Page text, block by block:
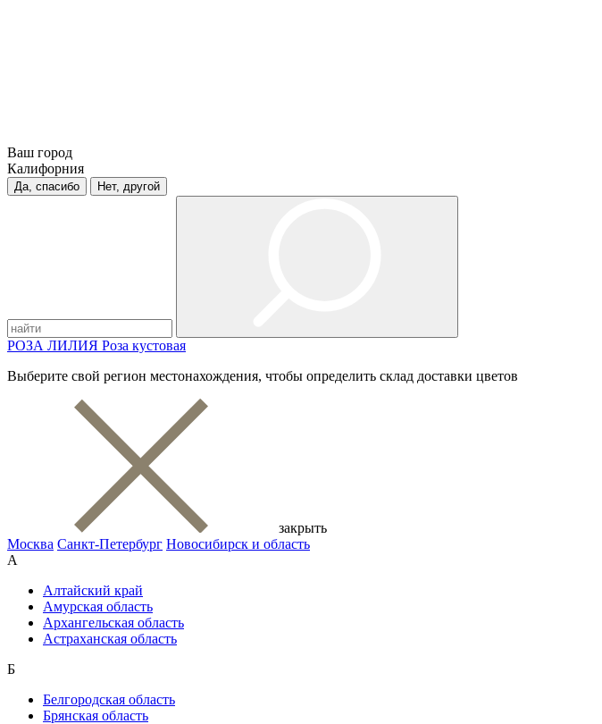
Ваш город
Калифорния
Да, спасибо Нет, другой
РОЗА ЛИЛИЯ Роза кустовая
Выберите свой регион местонахождения, чтобы определить склад доставки цветов
закрыть
Москва Санкт-Петербург Новосибирск и область
А
Алтайский край
Амурская область
Архангельская область
Астраханская область
Б
Белгородская область
Брянская область